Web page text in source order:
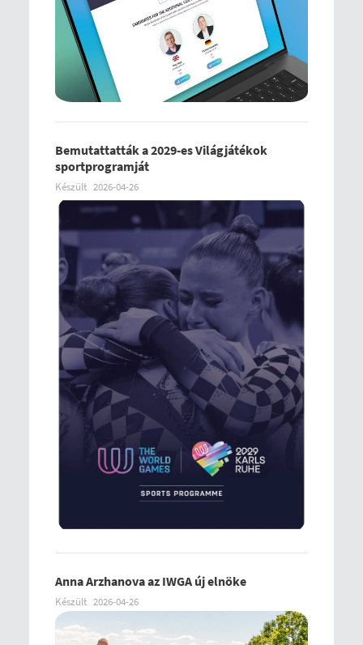
Bemutattatták a 2029-es Világjátékok
sportprogramját
Készült 2026-04-26
Anna Arzhanova az IWGA új elnöke
Készült 2026-04-26